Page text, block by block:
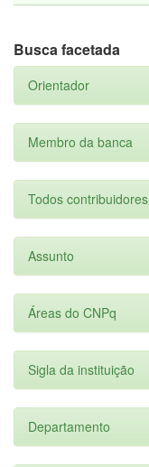
Busca facetada
Orientador
Membro da banca
Todos contribuidores
Assunto
Áreas do CNPq
Sigla da instituição
Departamento